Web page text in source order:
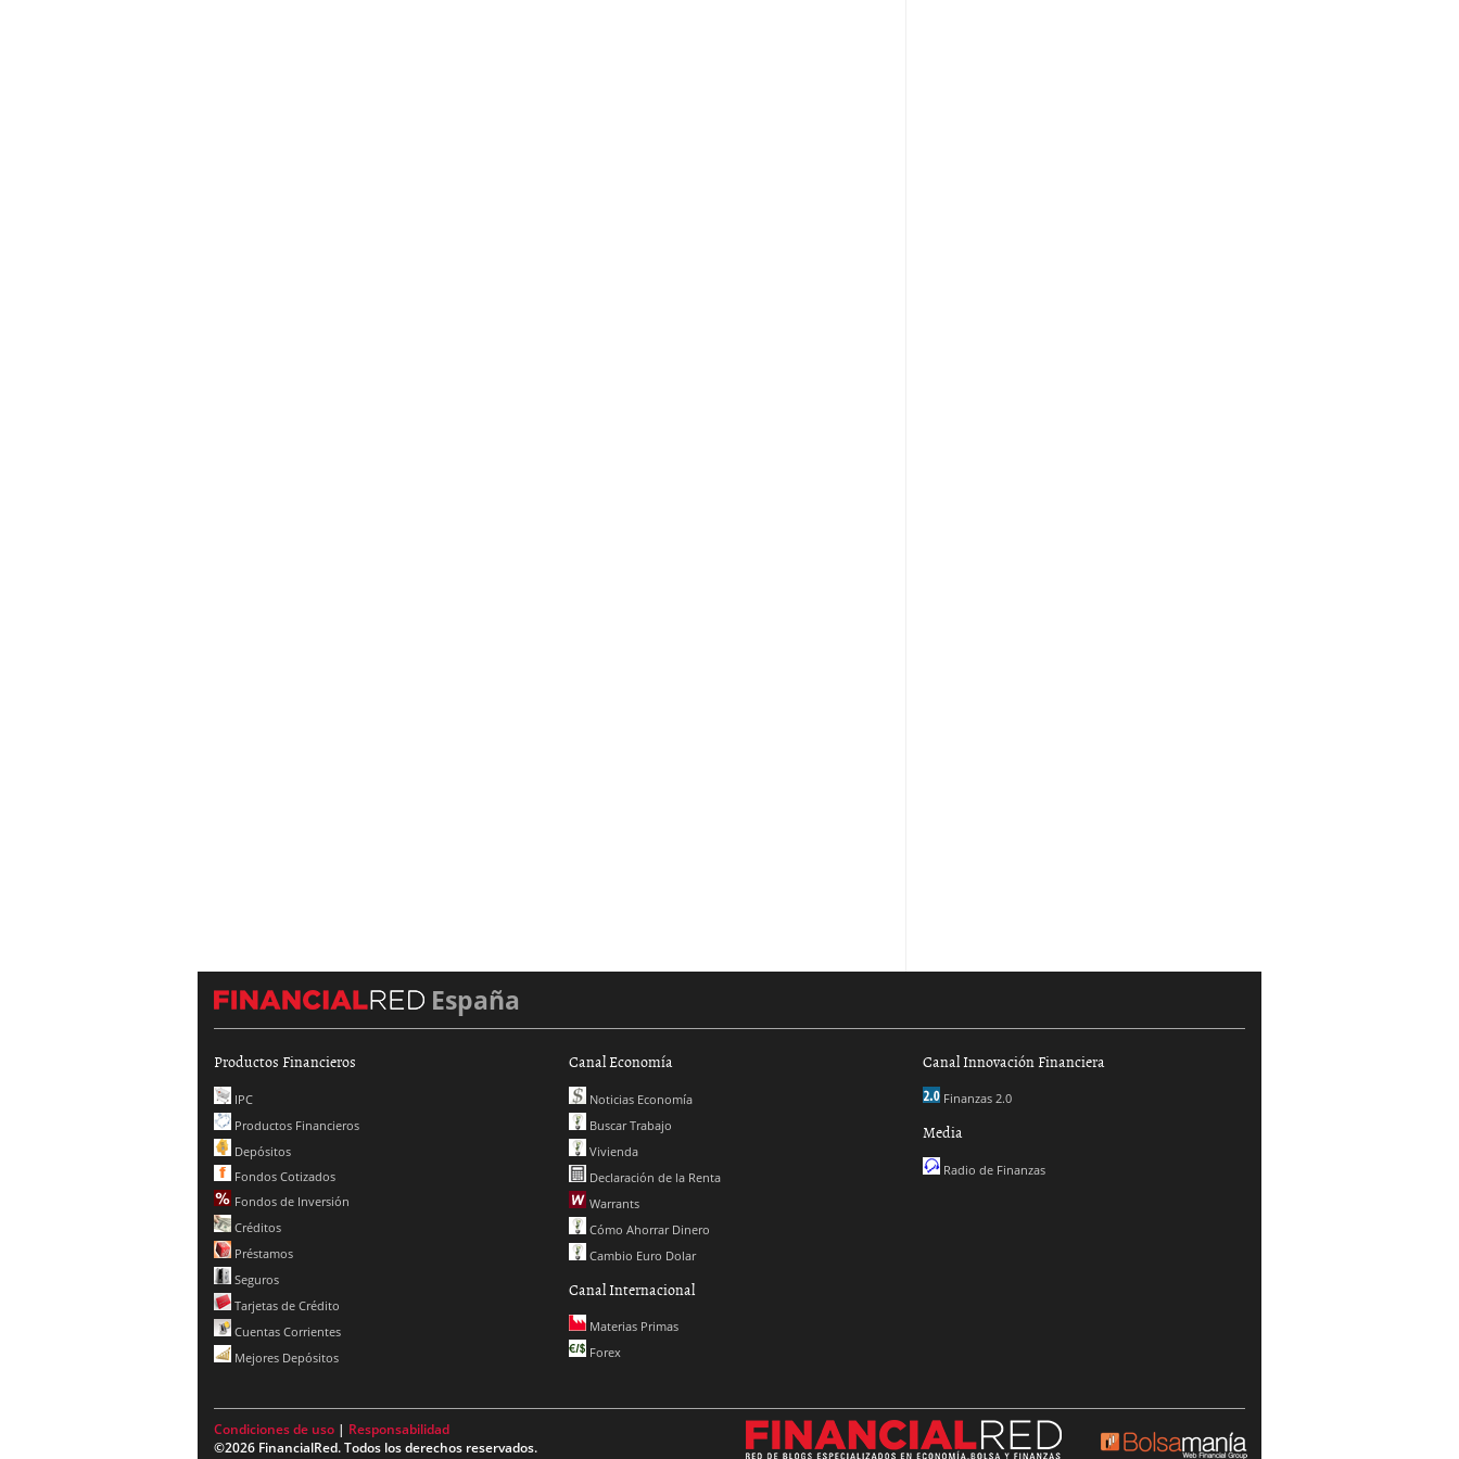
España
Productos Financieros
IPC
Productos Financieros
Depósitos
Fondos Cotizados
Fondos de Inversión
Créditos
Préstamos
Seguros
Tarjetas de Crédito
Cuentas Corrientes
Mejores Depósitos
Canal Economía
Noticias Economía
Buscar Trabajo
Vivienda
Declaración de la Renta
Warrants
Cómo Ahorrar Dinero
Cambio Euro Dolar
Canal Internacional
Materias Primas
Forex
Canal Innovación Financiera
Finanzas 2.0
Media
Radio de Finanzas
Condiciones de uso | Responsabilidad
©2026 FinancialRed. Todos los derechos reservados.